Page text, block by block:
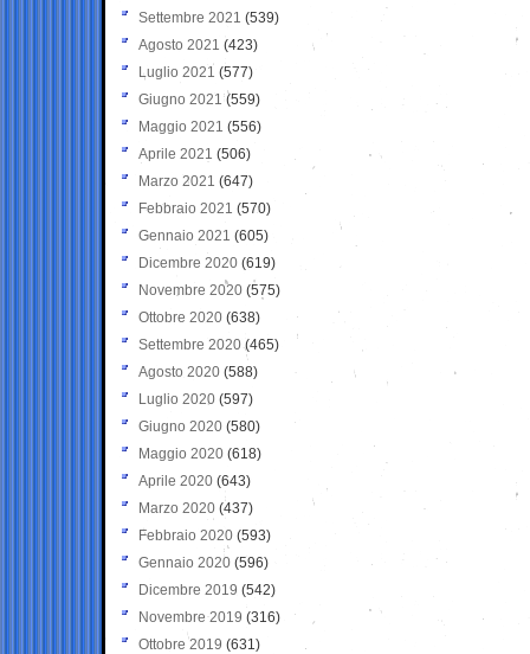
Settembre 2021 (539)
Agosto 2021 (423)
Luglio 2021 (577)
Giugno 2021(559)
Maggio 2021 (556)
Aprile 2021 (506)
Marzo 2021 (647)
Febbraio 2021 (570)
Gennaio 2021 (605)
Dicembre 2020 (619)
Novembre 2020 (575)
Ottobre 2020 (638)
Settembre 2020(465)
Agosto 2020 (588)
Luglio 2020 (597)
Giugno 2020 (580)
Maggio 2020 (618)
Aprile 2020 (643)
Marzo 2020 (437)
Febbraio 2020 (593)
Gennaio 2020 (596)
Dicembre 2019 (542)
Novembre 2019 (316)
Ottobre 2019 (631)